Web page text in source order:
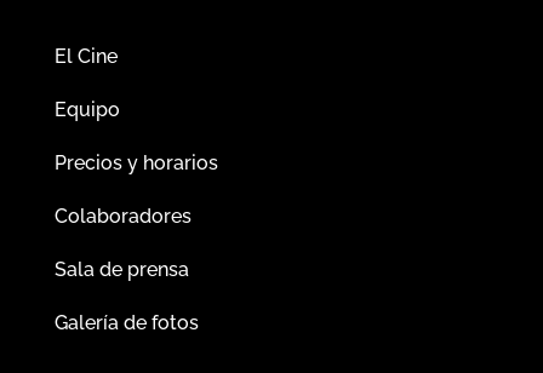
El Cine
Equipo
Precios y horarios
Colaboradores
Sala de prensa
Galería de fotos